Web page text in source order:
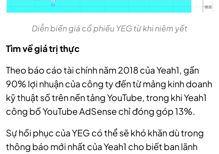
Diễn biến giá cổ phiếu YEG từ khi niêm yết
Tìm vềgiá trị thực
Theo báo cáo tài chính năm 2018 của Yeah1, gần
90% lợi nhuận của công ty đến từ mảng kinh doanh
kỹ thuật số trên nền tảng YouTube, trong khi Yeah1
công bố YouTube AdSense chỉ đóng góp 13%.
Sự hồi phục của YEG có thể sẽ khó khăn dù trong
thông báo mới nhất của Yeah1 cho biết ban lãnh